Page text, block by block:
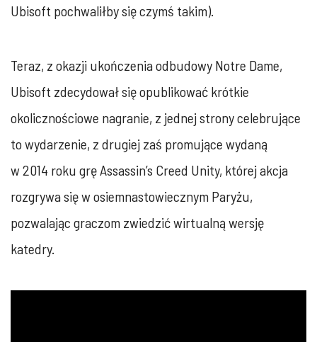
Ubisoft pochwaliłby się czymś takim).
Teraz, z okazji ukończenia odbudowy Notre Dame,
Ubisoft zdecydował się opublikować krótkie
okolicznościowe nagranie, z jednej strony celebrujące
to wydarzenie, z drugiej zaś promujące wydaną
w 2014 roku grę Assassin’s Creed Unity, której akcja
rozgrywa się w osiemnastowiecznym Paryżu,
pozwalając graczom zwiedzić wirtualną wersję
katedry.